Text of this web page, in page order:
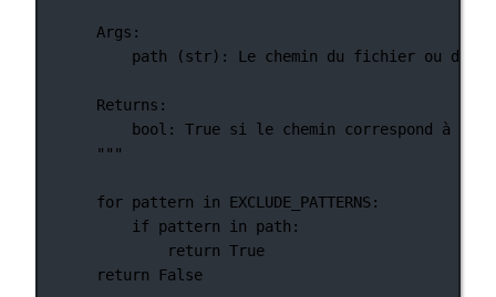
Args:
path (str): Le chemin du fichier ou du
Returns:
bool: True si le chemin correspond à
"""
for pattern in EXCLUDE_PATTERNS:
if pattern in path:
return True
return
False